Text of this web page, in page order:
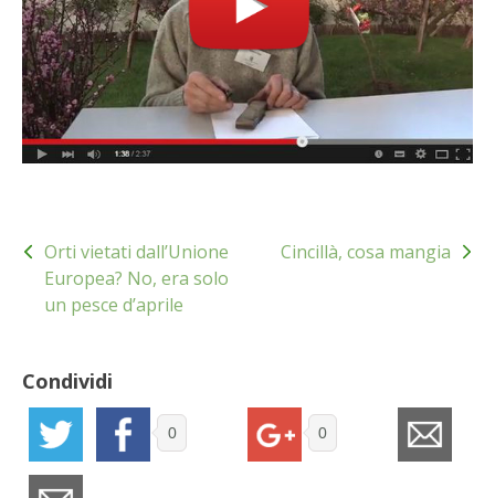
SCONTI NOVEMBRE
COMPO
HUSQVARNA
BENZA
ORTO BIO – TECNICHE DI COLTIVAZIONE
TAP TRAP
IL MIO ORTO
articoli
Orti vietati dall’Unione
Europea? No, era solo
un pesce d’aprile
Cincillà, cosa mangia
Condividi
0 0